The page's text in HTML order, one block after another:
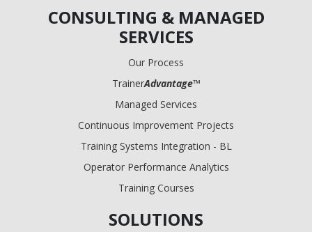
CONSULTING & MANAGED
SERVICES
Our Process
TrainerAdvantage™
Managed Services
Continuous Improvement Projects
Training Systems Integration - BL
Operator Performance Analytics
Training Courses
SOLUTIONS